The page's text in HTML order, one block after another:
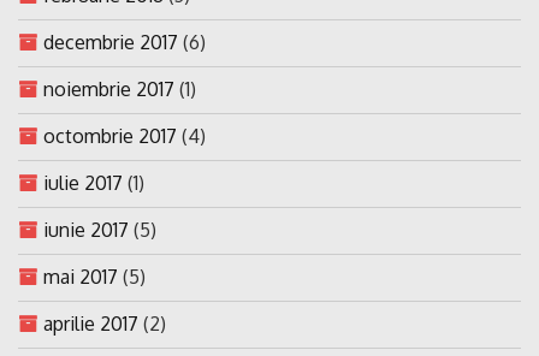
decembrie 2017 (6)
noiembrie 2017 (1)
octombrie 2017 (4)
iulie 2017 (1)
iunie 2017 (5)
mai 2017 (5)
aprilie 2017 (2)